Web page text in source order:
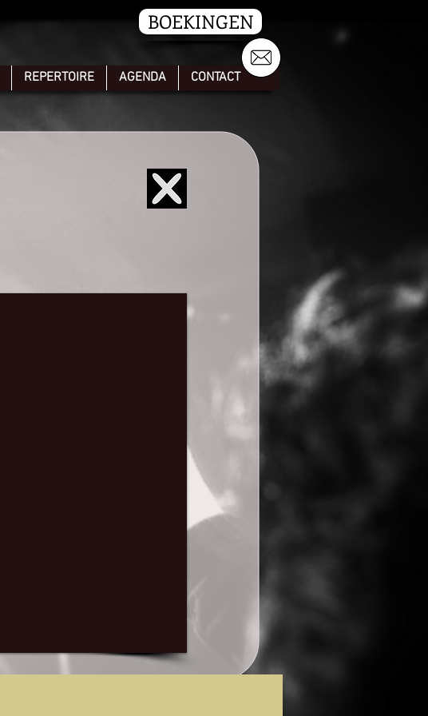
REPERTOIRE AGENDA CONTACT
BOEKINGEN